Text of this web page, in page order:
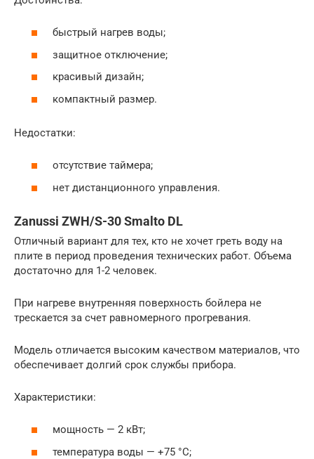
быстрый нагрев воды;
защитное отключение;
красивый дизайн;
компактный размер.
Недостатки:
отсутствие таймера;
нет дистанционного управления.
Zanussi ZWH/S-30 Smalto DL
Отличный вариант для тех, кто не хочет греть воду на
плите в период проведения технических работ. Объема
достаточно для 1-2 человек.
При нагреве внутренняя поверхность бойлера не
трескается за счет равномерного прогревания.
Модель отличается высоким качеством материалов, что
обеспечивает долгий срок службы прибора.
Характеристики:
мощность — 2 кВт;
температура воды — +75 °С;